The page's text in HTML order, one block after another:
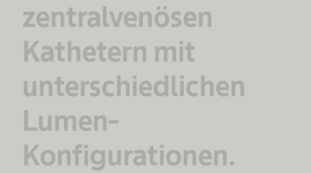
zentralvenösen
Kathetern mit
unterschiedlichen
Lumen-
Konfigurationen.